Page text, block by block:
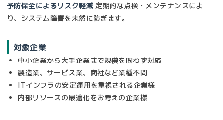
予防保全によるリスク軽減 定期的な点検・メンテナンスによ
り、システム障害を未然に防ぎます。
対象企業
中小企業から大手企業まで規模を問わず対応
製造業、サービス業、商社など業種不問
ITインフラの安定運用を重視される企業様
内部リソースの最適化をお考えの企業様